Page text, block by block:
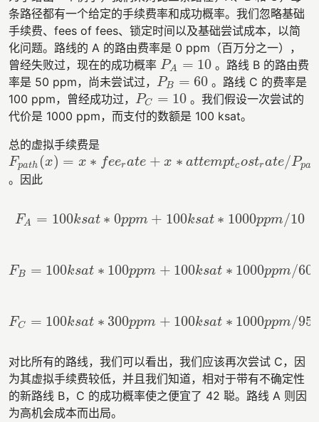
条路径都有一个给定的手续费率和成功概率。我们忽略基础
手续费、fees of fees、锁定时间以及基础尝试成本，以简
化问题。路线的 A 的路由费率是 0 ppm（百万分之一），
曾经失败过，现在的成功概率 PA = 10
PA= 10
。路线 B 的路由费
率是 50 ppm，尚未尝试过， PB = 60
PB= 60
。路线 C 的费率是
100 ppm，曾经成功过， PC = 10
PC=10
。我们假设一次尝试的
代价是 1000 ppm，而支付的数额是 100 ksat。
总的虚拟手续费是
Fpath (x) = x ∗ feerate + x ∗ attemptcostrate/Ppa
Fpath (x) = x∗ ee ra te+x∗att em pt costrate/Ppath
。因此
FA = 100ksat ∗ 0ppm + 100ksat ∗ 1000ppm /10
FA=100ksat ∗0ppm +100ksat∗1000ppm/10
FB = 100ksat ∗ 100ppm + 100ksat ∗ 1000ppm /60
FB=100ks at ∗100ppm+100ksat∗1000 ppm/60
FC = 100ksat ∗ 300ppm + 100ksat ∗ 1000ppm /95
FC=100ks at ∗300ppm +100ksat∗1000ppm/95
对比所有的路线，我们可以看出，我们应该再次尝试 C，因
为其虚拟手续费较低，并且我们知道，相对于带有不确定性
的新路线 B，C 的成功概率使之便宜了 42 聪。路线 A 则因
为高机会成本而出局。